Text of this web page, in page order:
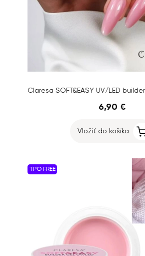
6,90 €
Vložiť do košíka
TPO FREE